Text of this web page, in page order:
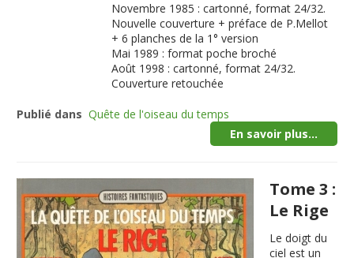
Novembre 1985 : cartonné, format 24/32.
Nouvelle couverture + préface de P.Mellot
+ 6 planches de la 1° version
Mai 1989 : format poche broché
Août 1998 : cartonné, format 24/32.
Couverture retouchée
Publié dans Quête de l'oiseau du temps
En savoir plus...
Tome 3 :
Le Rige
Le doigt du
ciel est un